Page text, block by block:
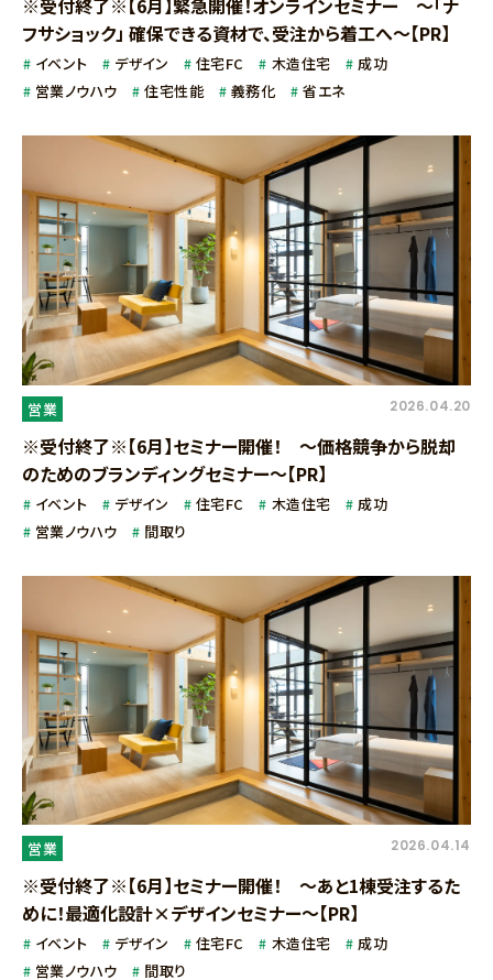
※受付終了※【6月】緊急開催！オンラインセミナー ～「ナ
フサショック」 確保できる資材で、受注から着工へ～【PR】
イベント デザイン 住宅FC 木造住宅
成功
営業ノウハウ
住宅性能 義務化 省エネ
営業 2026.04.20
※受付終了※【6月】セミナー開催！ ～価格競争から脱却
のためのブランディングセミナー～【PR】
イベント デザイン 住宅FC 木造住宅
成功
営業ノウハウ
間取り
営業 2026.04.14
※受付終了※【6月】セミナー開催！ ～あと1棟受注するた
めに！最適化設計×デザインセミナー～【PR】
イベント デザイン 住宅FC 木造住宅
成功
営業ノウハウ
間取り